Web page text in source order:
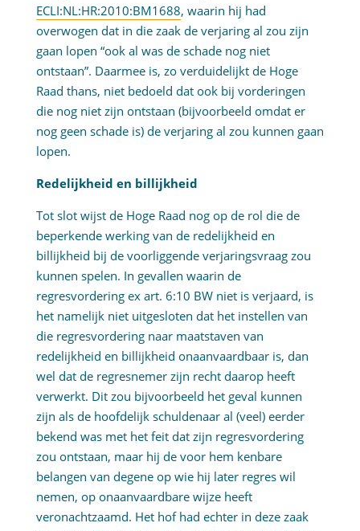
ECLI:NL:HR:2010:BM1688, waarin hij had
overwogen dat in die zaak de verjaring al zou zijn
gaan lopen “ook al was de schade nog niet
ontstaan”. Daarmee is, zo verduidelijkt de Hoge
Raad thans, niet bedoeld dat ook bij vorderingen
die nog niet zijn ontstaan (bijvoorbeeld omdat er
nog geen schade is) de verjaring al zou kunnen gaan
lopen.
Redelijkheid en billijkheid
Tot slot wijst de Hoge Raad nog op de rol die de
beperkende werking van de redelijkheid en
billijkheid bij de voorliggende verjaringsvraag zou
kunnen spelen. In gevallen waarin de
regresvordering ex art. 6:10 BW niet is verjaard, is
het namelijk niet uitgesloten dat het instellen van
die regresvordering naar maatstaven van
redelijkheid en billijkheid onaanvaardbaar is, dan
wel dat de regresnemer zijn recht daarop heeft
verwerkt. Dit zou bijvoorbeeld het geval kunnen
zijn als de hoofdelijk schuldenaar al (veel) eerder
bekend was met het feit dat zijn regresvordering
zou ontstaan, maar hij de voor hem kenbare
belangen van degene op wie hij later regres wil
nemen, op onaanvaardbare wijze heeft
veronachtzaamd. Het hof had echter in deze zaak